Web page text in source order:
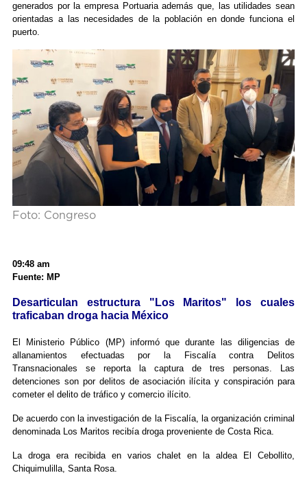
generados por la empresa Portuaria además que, las utilidades sean
orientadas a las necesidades de la población en donde funciona el
puerto.
Foto: Congreso
09:48 am
Fuente: MP
Desarticulan estructura "Los Maritos" los cuales
traficaban droga hacia México
El Ministerio Público (MP) informó que durante las diligencias de
allanamientos efectuadas por la Fiscalía contra Delitos
Transnacionales se reporta la captura de tres personas. Las
detenciones son por delitos de asociación ilícita y conspiración para
cometer el delito de tráfico y comercio ilícito.
De acuerdo con la investigación de la Fiscalía, la organización criminal
denominada Los Maritos recibía droga proveniente de Costa Rica.
La droga era recibida en varios chalet en la aldea El Cebollito,
Chiquimulilla, Santa Rosa.